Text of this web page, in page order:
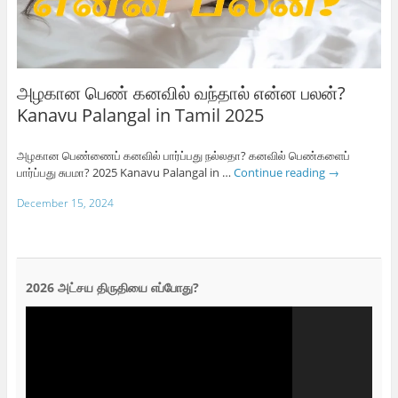
அழகான பெண் கனவில் வந்தால் என்ன பலன்?
Kanavu Palangal in Tamil 2025
அழகான பெண்ணைப் கனவில் பார்ப்பது நல்லதா? கனவில் பெண்களைப்
பார்ப்பது சுபமா? 2025 Kanavu Palangal in … Continue reading →
December 15, 2024
2026 அட்சய திருதியை எப்போது?